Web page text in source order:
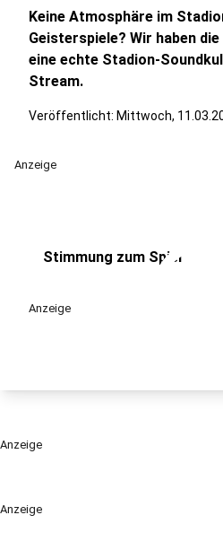
Anzeige
Keine Atmosphäre im
Geisterspiele? Wir haben
eine echte Stadion-
Stream.
Veröffentlicht: Mittwoch,
Anzeige
play_circle
Stimmung zum Spiel
Anzeige
Anzeige